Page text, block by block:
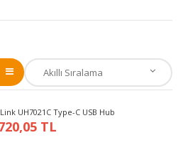
UH7021C Type-C USB Hub
TL